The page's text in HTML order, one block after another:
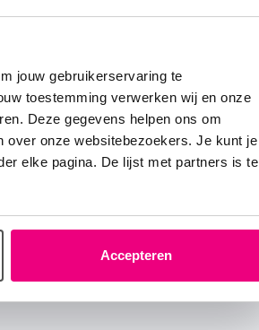
jouw gebruikerservaring te
toestemming verwerken wij en onze
Deze gegevens helpen ons om
over onze websitebezoekers. Je kunt je
elke pagina. De lijst met partners is te
Accepteren